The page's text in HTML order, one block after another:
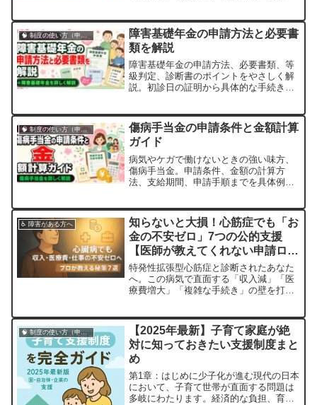
🧠 制度の使い方（申請・相談など）
障害基礎年金の申請方法と必要書
類を解説
障害基礎年金の申請方法、必要書類、等
級判定、診断書のポイントをやさしく解
説。初診日の証明から具体的な手続きの
🧠 制度の使い方（申請・相談など）
傷病手当金の申請条件と金額計算
ガイド
病気やケガで働けないときの強い味方、
傷病手当金。申請条件、金額の計算方
法、支給期間、申請手順までを具体例と
♿ 障害がある方へ
知らないと大損！心筋症でも「お
金の不安ゼロ」7つの公的支援
【医師が教えてくれない申請ロー
ドマップ】
特発性拡張型心筋症と診断されたあなた
へ。この病気で直面する「収入減」「医
療費増大」「複雑な手続き」の壁を打ち
病助成から在宅ワーク支援まで、30年以
上の実務経験から得た申請の裏ワザ・失
敗談を公開。今日から使えるチェックリ
スト付きで、お金の不安を「ゼロ」にす
る道筋がここに。
🧠 制度の使い方（申請・相談など）
【2025年最新】子育て家庭が絶
対に知っておきたい支援制度まと
め
第1章：はじめに少子化が進む現代の日本
において、子育て世帯が直面する問題は
多岐にわたります。経済的な負担、育児